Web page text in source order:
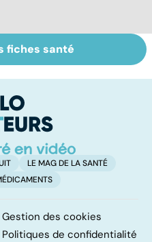
Pollution de l'air :
sommes-nous
fiches santé
LE MAG DE LA SANTÉ
Gestion des cookies
Politiques de confidentialité